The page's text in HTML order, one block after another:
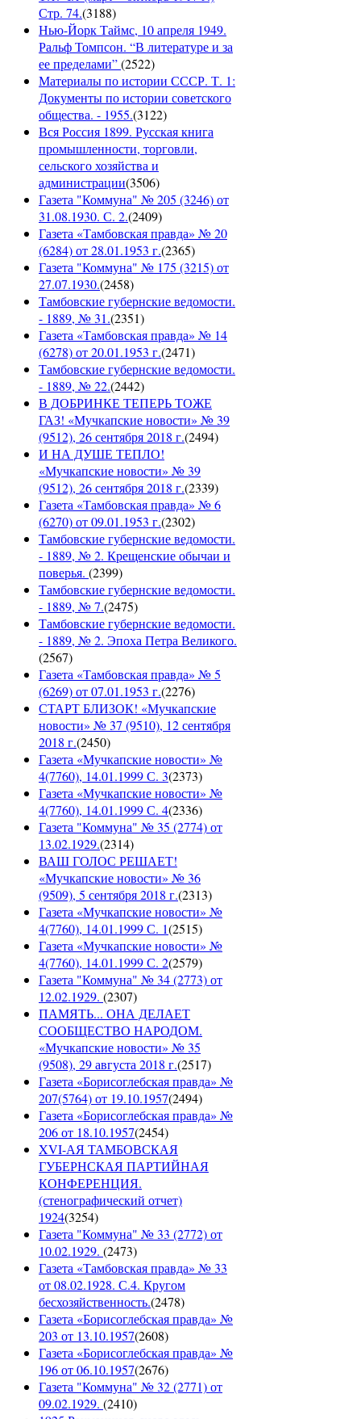
Стр. 74.(3188)
Нью-Йорк Таймс, 10 апреля 1949.
Ральф Томпсон. “В литературе и за
ее пределами”(2522)
Материалы по истории СССР. Т. 1:
Документы по истории советского
общества. - 1955.(3122)
Вся Россия 1899. Русская книга
промышленности, торговли,
сельского хозяйства и
администрации(3506)
Газета "Коммуна" № 205 (3246) от
31.08.1930. С. 2.(2409)
Газета «Тамбовская правда» № 20
(6284) от 28.01.1953 г.(2365)
Газета "Коммуна" № 175 (3215) от
27.07.1930.(2458)
Тамбовские губернские ведомости.
- 1889, № 31.(2351)
Газета «Тамбовская правда» № 14
(6278) от 20.01.1953 г.(2471)
Тамбовские губернские ведомости.
- 1889, № 22.(2442)
В ДОБРИНКЕ ТЕПЕРЬ ТОЖЕ
ГАЗ! «Мучкапские новости» № 39
(9512), 26 сентября 2018 г.(2494)
И НА ДУШЕ ТЕПЛО!
«Мучкапские новости» № 39
(9512), 26 сентября 2018 г.(2339)
Газета «Тамбовская правда» № 6
(6270) от 09.01.1953 г.(2302)
Тамбовские губернские ведомости.
- 1889, № 2. Крещенские обычаи и
поверья. (2399)
Тамбовские губернские ведомости.
- 1889, № 7.(2475)
Тамбовские губернские ведомости.
- 1889, № 2. Эпоха Петра Великого.
(2567)
Газета «Тамбовская правда» № 5
(6269) от 07.01.1953 г.(2276)
СТАРТ БЛИЗОК! «Мучкапские
новости» № 37 (9510), 12 сентября
2018 г.(2450)
Газета «Мучкапские новости» №
4(7760), 14.01.1999 С. 3(2373)
Газета «Мучкапские новости» №
4(7760), 14.01.1999 С. 4(2336)
Газета "Коммуна" № 35 (2774) от
13.02.1929.(2314)
ВАШ ГОЛОС РЕШАЕТ!
«Мучкапские новости» № 36
(9509), 5 сентября 2018 г.(2313)
Газета «Мучкапские новости» №
4(7760), 14.01.1999 С. 1(2515)
Газета «Мучкапские новости» №
4(7760), 14.01.1999 С. 2(2579)
Газета "Коммуна" № 34 (2773) от
12.02.1929. (2307)
ПАМЯТЬ... ОНА ДЕЛАЕТ
СООБЩЕСТВО НАРОДОМ.
«Мучкапские новости» № 35
(9508), 29 августа 2018 г.(2517)
Газета «Борисоглебская правда» №
207(5764) от 19.10.1957(2494)
Газета «Борисоглебская правда» №
206 от 18.10.1957(2454)
XVI-АЯ ТАМБОВСКАЯ
ГУБЕРНСКАЯ ПАРТИЙНАЯ
КОНФЕРЕНЦИЯ.
(стенографический отчет)
1924(3254)
Газета "Коммуна" № 33 (2772) от
10.02.1929. (2473)
Газета «Тамбовская правда» № 33
от 08.02.1928. С.4. Кругом
бесхозяйственность.(2478)
Газета «Борисоглебская правда» №
203 от 13.10.1957(2608)
Газета «Борисоглебская правда» №
196 от 06.10.1957(2676)
Газета "Коммуна" № 32 (2771) от
09.02.1929. (2410)